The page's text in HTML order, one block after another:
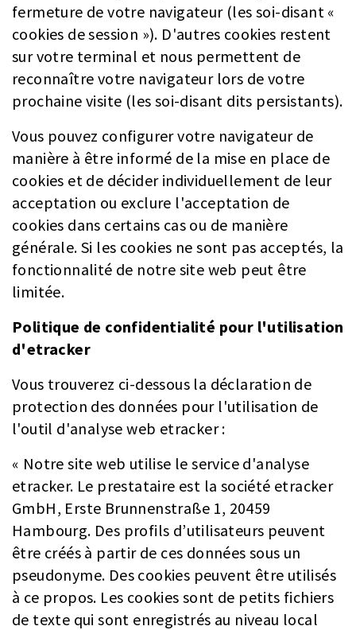
fermeture de votre navigateur (les soi-disant «
cookies de session »). D'autres cookies restent
sur votre terminal et nous permettent de
reconnaître votre navigateur lors de votre
prochaine visite (les soi-disant dits persistants).
Vous pouvez configurer votre navigateur de
manière à être informé de la mise en place de
cookies et de décider individuellement de leur
acceptation ou exclure l'acceptation de
cookies dans certains cas ou de manière
générale. Si les cookies ne sont pas acceptés, la
fonctionnalité de notre site web peut être
limitée.
Politique de confidentialité pour l'utilisation
d'etracker
Vous trouverez ci-dessous la déclaration de
protection des données pour l'utilisation de
l'outil d'analyse web etracker :
« Notre site web utilise le service d'analyse
etracker. Le prestataire est la société etracker
GmbH, Erste Brunnenstraße 1, 20459
Hambourg. Des profils d’utilisateurs peuvent
être créés à partir de ces données sous un
pseudonyme. Des cookies peuvent être utilisés
à ce propos. Les cookies sont de petits fichiers
de texte qui sont enregistrés au niveau local